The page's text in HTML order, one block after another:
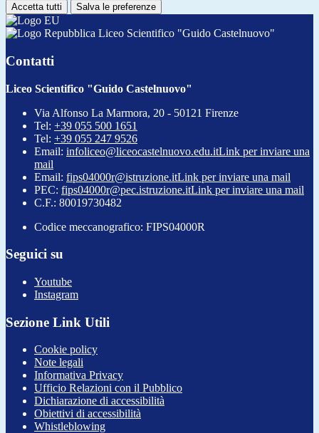
Accetta tutti Salva le preferenze
Liceo Scientifico "Guido Castelnuovo"
Contatti
Liceo Scientifico "Guido Castelnuovo"
Via Alfonso La Marmora, 20 - 50121 Firenze
Tel: +39 055 500 1651
Tel: +39 055 247 9526
Email: infoliceo@liceocastelnuovo.edu.itLink per inviare una
mail
Email: fips04000r@istruzione.itLink per inviare una mail
PEC: fips04000r@pec.istruzione.itLink per inviare una mail
C.F.: 80019730482
Codice meccanografico: FIPS04000R
Seguici su
Youtube
Instagram
Sezione Link Utili
Cookie policy
Note legali
Informativa Privacy
Ufficio Relazioni con il Pubblico
Dichiarazione di accessibilità
Obiettivi di accessibilità
Whistleblowing